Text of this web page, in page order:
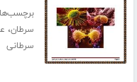
سرطان،
سرطانی